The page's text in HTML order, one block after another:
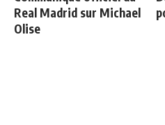
Real Madrid sur Michael
Olise